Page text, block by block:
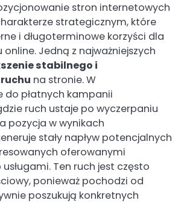
stron internetowych
strategicznym, które
i długoterminowe korzyści dla
online. Jedną z najważniejszych
stabilnego i
na stronie. W
do płatnych kampanii
ruch ustaje po wyczerpaniu
pozycja w wynikach
stały napływ potencjalnych
oferowanymi
Ten ruch jest często
ponieważ pochodzi od
poszukują konkretnych